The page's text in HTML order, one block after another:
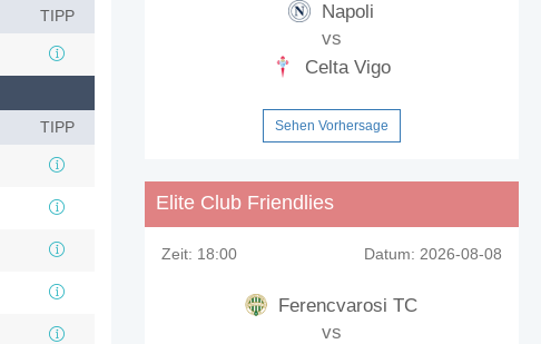
TIPP
TIPP
Napoli
vs
Celta Vigo
Sehen Vorhersage
Elite Club Friendlies
Zeit: 18:00 Datum: 2026-08-08
Ferencvarosi TC
vs